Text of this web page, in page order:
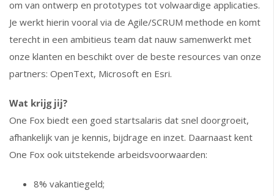
om van ontwerp en prototypes tot volwaardige applicaties.
Je werkt hierin vooral via de Agile/SCRUM methode en komt
terecht in een ambitieus team dat nauw samenwerkt met
onze klanten en beschikt over de beste resources van onze
partners: OpenText, Microsoft en Esri.
Wat krijg jij?
One Fox biedt een goed startsalaris dat snel doorgroeit,
afhankelijk van je kennis, bijdrage en inzet. Daarnaast kent
One Fox ook uitstekende arbeidsvoorwaarden:
8% vakantiegeld;